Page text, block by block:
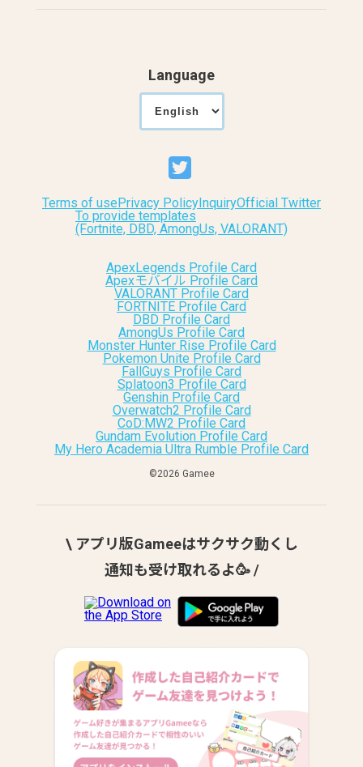
Language
Terms of usePrivacy Policy InquiryOfficial Twitter
To provide templates
(Fortnite, DBD, AmongUs, VALORANT)
ApexLegends Profile Card
Apexモバイル Profile Card
VALORANT Profile Card
FORTNITE Profile Card
DBD Profile Card
AmongUs Profile Card
Monster Hunter Rise Profile Card
Pokemon Unite Profile Card
FallGuys Profile Card
Splatoon3 Profile Card
Genshin Profile Card
Overwatch2 Profile Card
CoD:MW2 Profile Card
Gundam Evolution Profile Card
My Hero Academia Ultra Rumble Profile Card
©︎2026 Gamee
\ アプリ版Gameeはサクサク動くし
通知も受け取れるよ🥳 /